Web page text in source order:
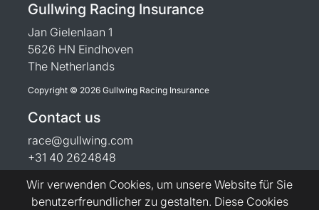
Gullwing Racing Insurance
Jan Gielenlaan 1
5626 HN Eindhoven
The Netherlands
Copyright © 2026 Gullwing Racing Insurance
Contact us
race@gullwing.com
+31 40 2624848
Wir verwenden Cookies, um unsere Website für Sie
benutzerfreundlicher zu gestalten. Diese Cookies